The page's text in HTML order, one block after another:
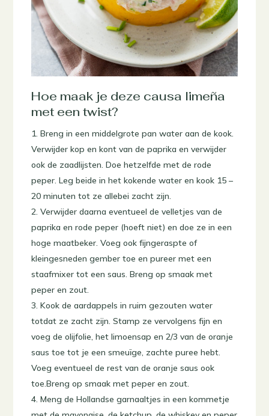
Hoe maak je deze causa limeña
met een twist?
Breng in een middelgrote pan water aan de kook.
Verwijder kop en kont van de paprika en verwijder
ook de zaadlijsten. Doe hetzelfde met de rode
peper. Leg beide in het kokende water en kook 15 –
20 minuten tot ze allebei zacht zijn.
Verwijder daarna eventueel de velletjes van de
paprika en rode peper (hoeft niet) en doe ze in een
hoge maatbeker. Voeg ook fijngeraspte of
kleingesneden gember toe en pureer met een
staafmixer tot een saus. Breng op smaak met
peper en zout.
Kook de aardappels in ruim gezouten water
totdat ze zacht zijn. Stamp ze vervolgens fijn en
voeg de olijfolie, het limoensap en 2/3 van de oranje
saus toe tot je een smeuïge, zachte puree hebt.
Voeg eventueel de rest van de oranje saus ook
toe.Breng op smaak met peper en zout.
Meng de Hollandse garnaaltjes in een kommetje